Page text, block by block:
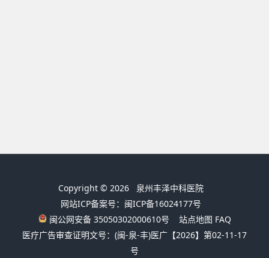
Copyright © 2026 泉州丰泽中科医院
网站ICP备案号：闽ICP备16024177号
闽公网安备 35050302000610号
站点地图 FAQ
医疗广告审查证明文号：(闽-泉-丰)医广【2026】第02-11-17
号